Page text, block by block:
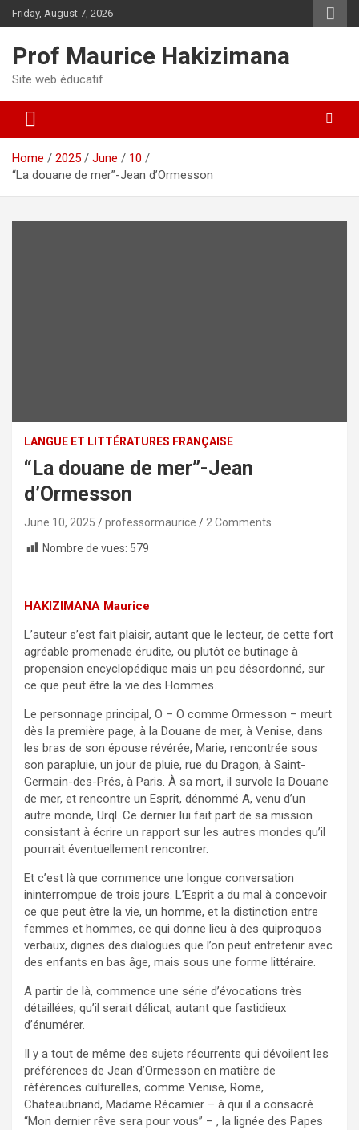
Skip
to
Friday, August 7, 2026
Prof Maurice Hakizimana
Site web éducatif
Home 2025 June
10
“La douane de mer”-Jean d’Ormesson
LANGUE ET LITTÉRATURES FRANÇAISE
“La douane de mer”-Jean
d’Ormesson
June 10, 2025 professormaurice
2 Comments
Nombre de vues: 579
HAKIZIMANA Maurice
L’auteur s’est fait plaisir, autant que le lecteur, de cette fort
agréable promenade érudite, ou plutôt ce butinage à
propension encyclopédique mais un peu désordonné, sur
ce que peut être la vie des Hommes.
Le personnage principal, O – O comme Ormesson – meurt
dès la première page, à la Douane de mer, à Venise, dans
les bras de son épouse révérée, Marie, rencontrée sous
son parapluie, un jour de pluie, rue du Dragon, à Saint-
Germain-des-Prés, à Paris. À sa mort, il survole la Douane
de mer, et rencontre un Esprit, dénommé A, venu d’un
autre monde, Urql. Ce dernier lui fait part de sa mission
consistant à écrire un rapport sur les autres mondes qu’il
pourrait éventuellement rencontrer.
Et c’est là que commence une longue conversation
ininterrompue de trois jours. L’Esprit a du mal à concevoir
ce que peut être la vie, un homme, et la distinction entre
femmes et hommes, ce qui donne lieu à des quiproquos
verbaux, dignes des dialogues que l’on peut entretenir avec
des enfants en bas âge, mais sous une forme littéraire.
A partir de là, commence une série d’évocations très
détaillées, qu’il serait délicat, autant que fastidieux
d’énumérer.
Il y a tout de même des sujets récurrents qui dévoilent les
préférences de Jean d’Ormesson en matière de
références culturelles, comme Venise, Rome,
Chateaubriand, Madame Récamier – à qui il a consacré
“Mon dernier rêve sera pour vous” – , la lignée des Papes